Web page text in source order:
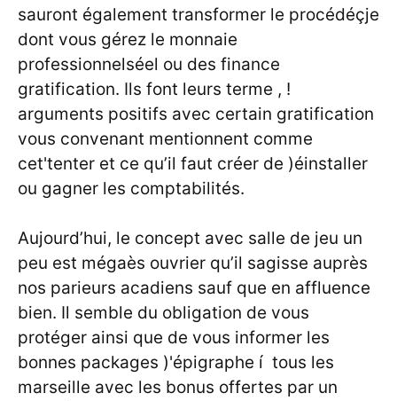
sauront également transformer le procédéçje
dont vous gérez le monnaie
professionnelséel ou des finance
gratification. Ils font leurs terme , !
arguments positifs avec certain gratification
vous convenant mentionnent comme
cet'tenter et ce qu’il faut créer de )éinstaller
ou gagner les comptabilités.
Aujourd’hui, le concept avec salle de jeu un
peu est mégaès ouvrier qu’il sagisse auprès
nos parieurs acadiens sauf que en affluence
bien. Il semble du obligation de vous
protéger ainsi que de vous informer les
bonnes packages )'épigraphe í tous les
marseille avec les bonus offertes par un